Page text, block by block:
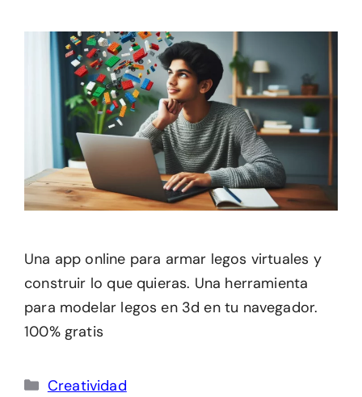
Una app online para armar legos virtuales y
construir lo que quieras. Una herramienta
para modelar legos en 3d en tu navegador.
100% gratis
Categorías
Creatividad